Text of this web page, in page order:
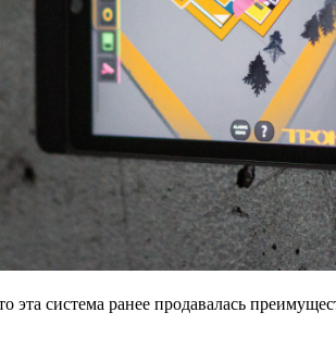
эта система ранее продавалась